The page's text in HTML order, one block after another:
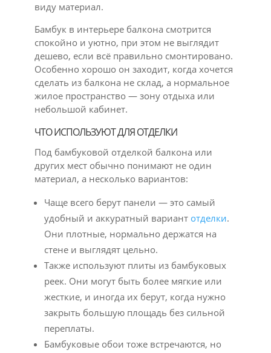
виду материал.
Бамбук в интерьере балкона смотрится
спокойно и уютно, при этом не выглядит
дешево, если всё правильно смонтировано.
Особенно хорошо он заходит, когда хочется
сделать из балкона не склад, а нормальное
жилое пространство — зону отдыха или
небольшой кабинет.
ЧТО ИСПОЛЬЗУЮТ ДЛЯ ОТДЕЛКИ
Под бамбуковой отделкой балкона или
других мест обычно понимают не один
материал, а несколько вариантов:
Чаще всего берут панели — это самый
удобный и аккуратный вариант отделки.
Они плотные, нормально держатся на
стене и выглядят цельно.
Также используют плиты из бамбуковых
реек. Они могут быть более мягкие или
жесткие, и иногда их берут, когда нужно
закрыть большую площадь без сильной
переплаты.
Бамбуковые обои тоже встречаются, но